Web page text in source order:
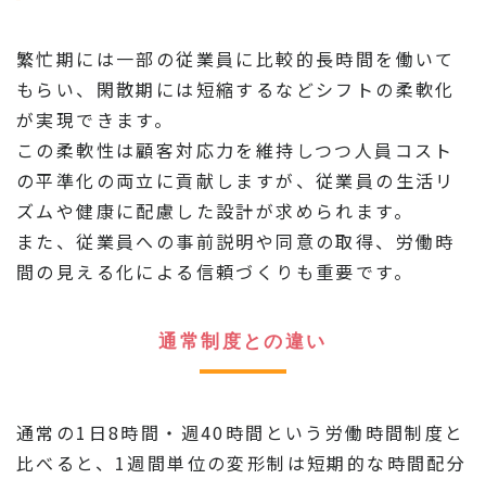
繁忙期には一部の従業員に比較的長時間を働いて
もらい、閑散期には短縮するなどシフトの柔軟化
が実現できます。
この柔軟性は顧客対応力を維持しつつ人員コスト
の平準化の両立に貢献しますが、従業員の生活リ
ズムや健康に配慮した設計が求められます。
また、従業員への事前説明や同意の取得、労働時
間の見える化による信頼づくりも重要です。
通常制度との違い
通常の1日8時間・週40時間という労働時間制度と
比べると、1週間単位の変形制は短期的な時間配分